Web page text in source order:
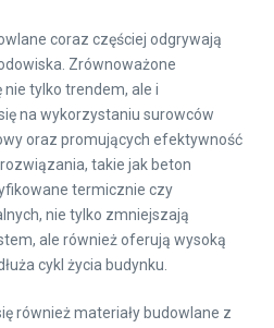
coraz częściej odgrywają
Zrównoważone
tylko trendem, ale i
na wykorzystaniu surowców
oraz promujących efektywność
takie jak beton
termicznie czy
nie tylko zmniejszają
ale również oferują wysoką
cykl życia budynku.
również materiały budowlane z